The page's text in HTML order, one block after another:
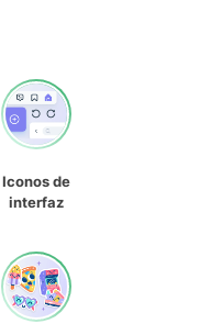
Iconos de
interfaz